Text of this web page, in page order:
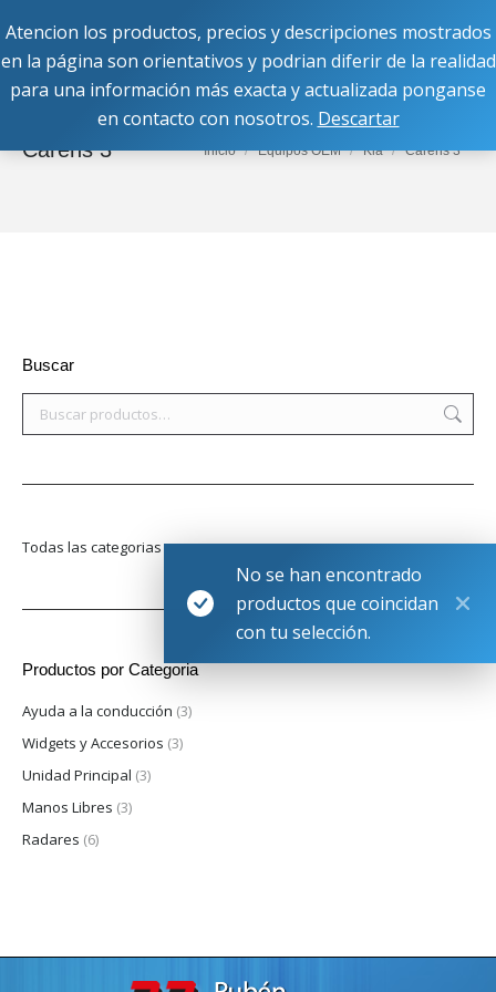
Buscar:
Carens 3 Estás aquí:
Inicio Equipos OEM Kia Carens 3
No se han encontrado
productos que coincidan
con tu selección.
Buscar
Todas las categorias
Productos por Categoria
Ayuda a la conducción (3)
Widgets y Accesorios (3)
Unidad Principal (3)
Manos Libres (3)
Radares (6)
Atencion los productos, precios y descripciones mostrados
en la página son orientativos y podrian diferir de la realidad
para una información más exacta y actualizada ponganse
en contacto con nosotros. Descartar